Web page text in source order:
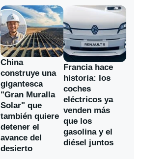
China
construye una
gigantesca
"Gran Muralla
Solar" que
también quiere
detener el
avance del
desierto
Francia hace
historia: los
coches
eléctricos ya
venden más
que los
gasolina y el
diésel juntos